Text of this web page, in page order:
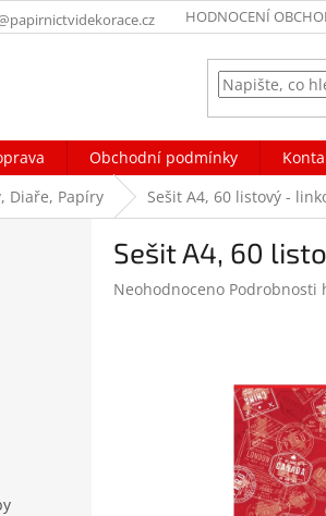
HODNOCENÍ
Obchodní podmínky
Diaře, Papíry Sešit A4, 60 listový -
Sešit A4, 60
Průměrné
Neohodnoceno Podrobnosti